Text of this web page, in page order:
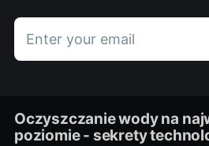
Enter your email
Oczyszczanie wody na
poziomie - sekrety